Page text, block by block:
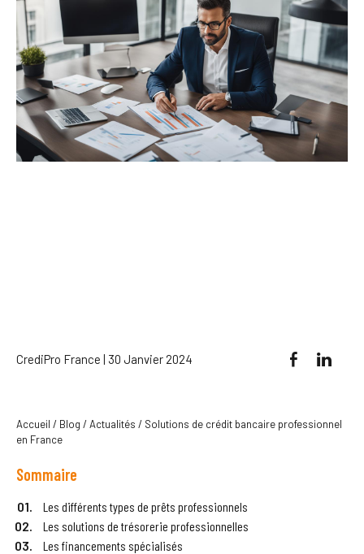
CrediPro France | 30 Janvier 2024
Accueil / Blog /Actualités / Solutions de crédit bancaire professionnel
en France
Sommaire
Les différents types de prêts professionnels
Les solutions de trésorerie professionnelles
Les financements spécialisés